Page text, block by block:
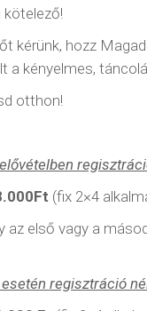
kötelező!
kérünk, hozz
a kényelmes,
otthon!
(fix 2×4
az első vagy a
esetén regisztráció